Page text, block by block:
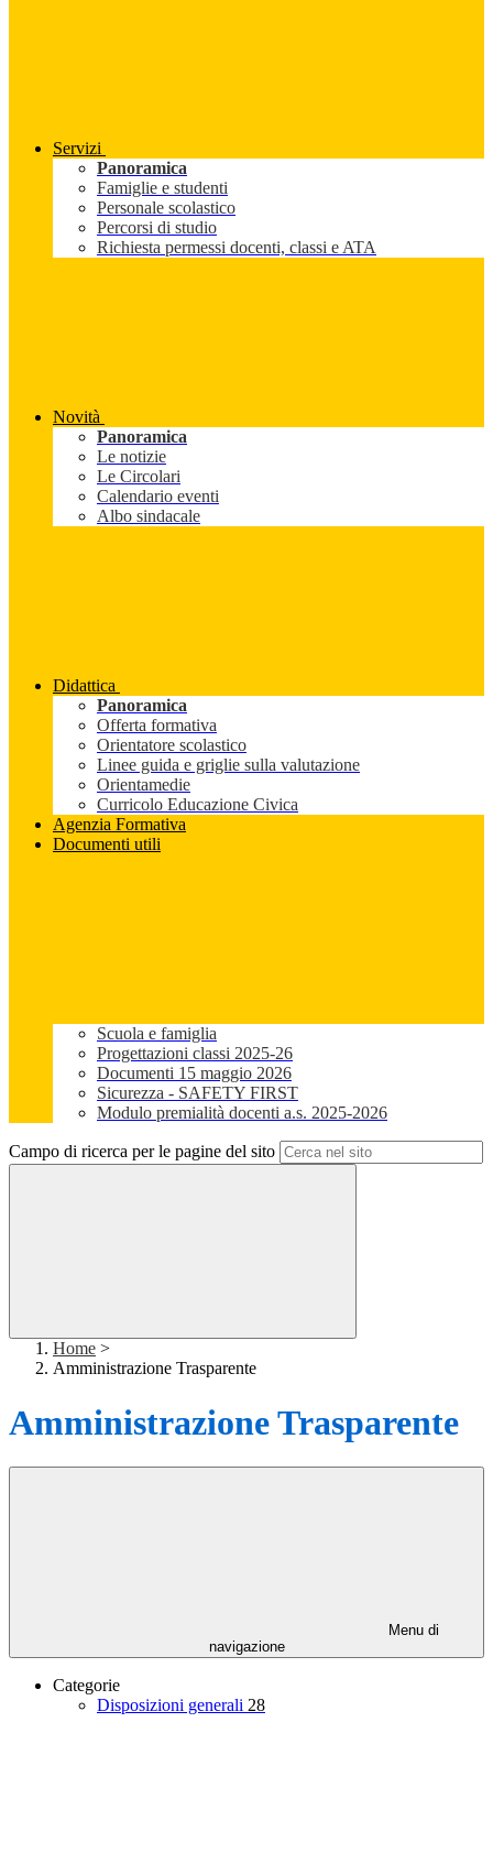
Servizi
Panoramica
Famiglie e studenti
Personale scolastico
Percorsi di studio
Richiesta permessi docenti, classi e ATA
Novità
Panoramica
Le notizie
Le Circolari
Calendario eventi
Albo sindacale
Didattica
Panoramica
Offerta formativa
Orientatore scolastico
Linee guida e griglie sulla valutazione
Orientamedie
Curricolo Educazione Civica
Agenzia Formativa
Documenti utili
Scuola e famiglia
Progettazioni classi 2025-26
Documenti 15 maggio 2026
Sicurezza - SAFETY FIRST
Modulo premialità docenti a.s. 2025-2026
Campo di ricerca per le pagine del sito
Home >
Amministrazione Trasparente
Amministrazione Trasparente
Menu di
navigazione
Categorie
Disposizioni generali 28